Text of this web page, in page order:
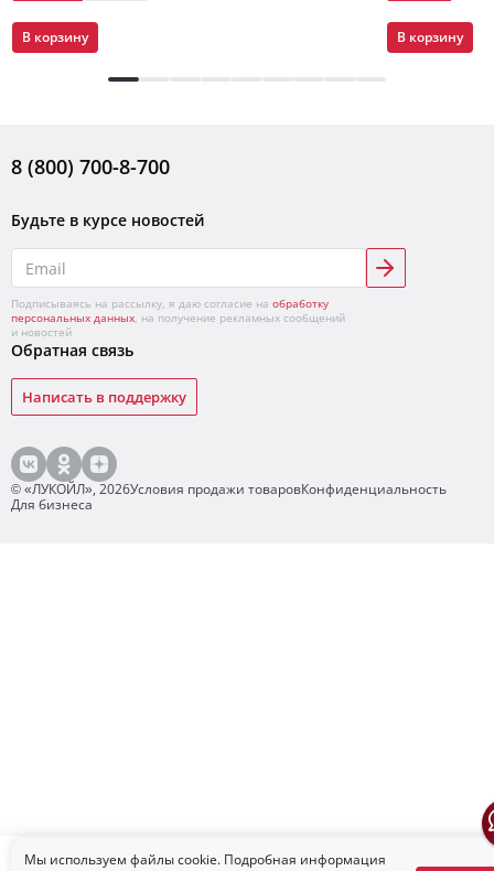
В корзину В корзину
8 (800) 700-8-700
Будьте в курсе новостей
Подписываясь на рассылку, я даю согласие на обработку
персональных данных, на получение рекламных сообщений
и новостей
Обратная связь
Написать в поддержку
© «ЛУКОЙЛ», 2026Условия продажи товаровКонфиденциальность
Для бизнеса
Мы используем файлы cookie. Подробная информация